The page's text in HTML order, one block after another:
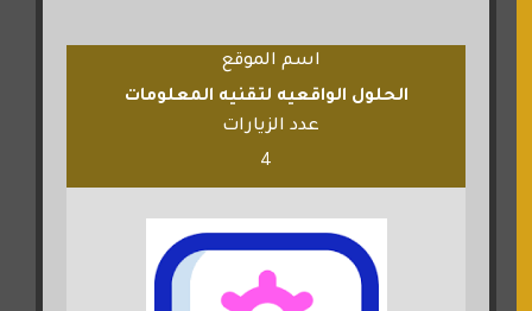
اسم الموقع
الحلول الواقعيه لتقنيه المعلومات
عدد الزيارات
4